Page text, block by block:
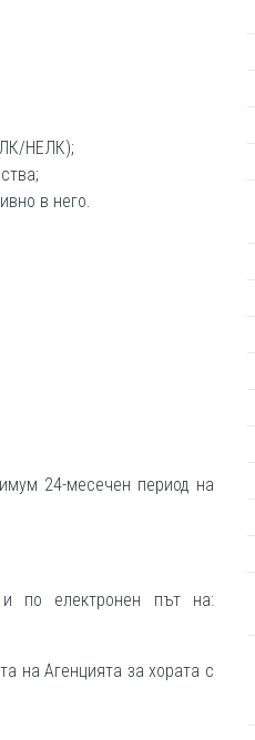
НЕЛК);
в него.
24-месечен период на
по електронен път на:
на Агенцията за хората с